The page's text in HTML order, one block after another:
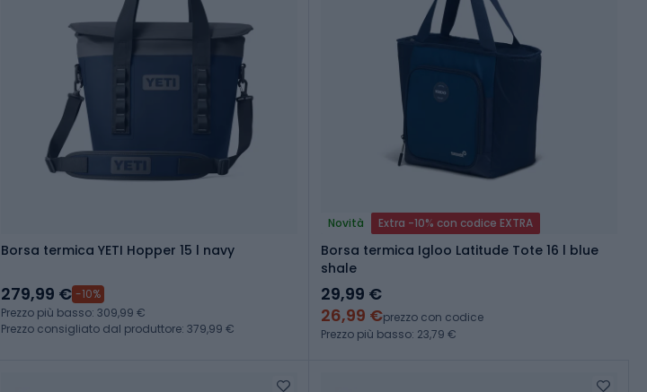
Borsa termica YETI Hopper 15 l navy
279,99 € -10%
Prezzo più basso: 309,99 €
Prezzo consigliato dal produttore: 379,99 €
Novità Extra -10% con codice EXTRA
Borsa termica Igloo Latitude Tote 16 l blue
shale
29,99 €
26,99 €prezzo con codice
Prezzo più basso: 23,79 €